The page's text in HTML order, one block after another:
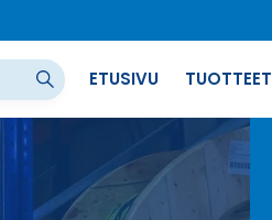
ETUSIVU TUOTTEET